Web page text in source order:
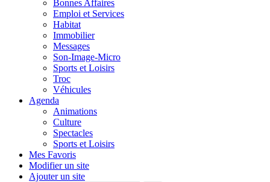
Bonnes Affaires
Emploi et Services
Habitat
Immobilier
Messages
Son-Image-Micro
Sports et Loisirs
Troc
Véhicules
Agenda
Animations
Culture
Spectacles
Sports et Loisirs
Mes Favoris
Modifier un site
Ajouter un site